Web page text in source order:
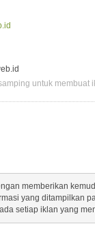
untuk membuat
memberikan
yang ditampilkan
setiap iklan yang